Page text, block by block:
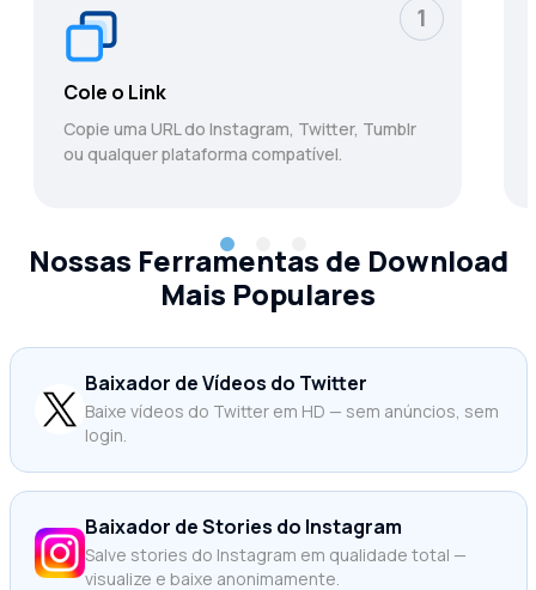
1
Cole o Link
Copie uma URL do Instagram, Twitter, Tumblr
ou qualquer plataforma compatível.
Nossas Ferramentas de Download
Mais Populares
Baixador de Vídeos do Twitter
Baixe vídeos do Twitter em HD — sem anúncios, sem
login.
Baixador de Stories do Instagram
Salve stories do Instagram em qualidade total —
visualize e baixe anonimamente.